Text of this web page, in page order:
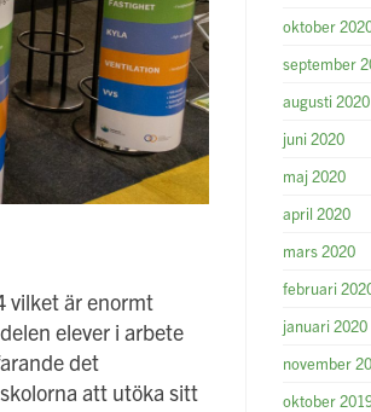
vilket är enormt
elever i arbete
det
att utöka sitt
oktober
september
augusti 2020
juni 2020
maj 2020
april 2020
mars 2020
februari
januari 2020
november
oktober